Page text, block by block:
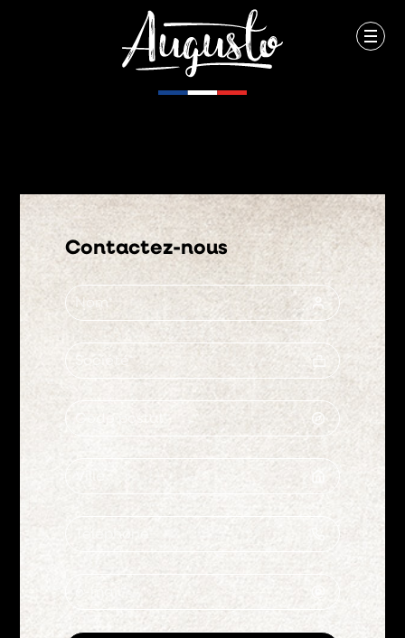
Contactez-nous